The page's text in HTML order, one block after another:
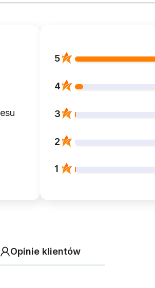
5
4
3
2
1
Opinie klientów